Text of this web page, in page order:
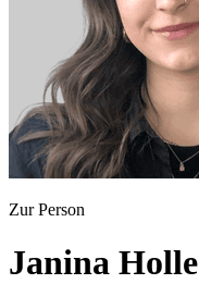
Zur Person
Janina Holle